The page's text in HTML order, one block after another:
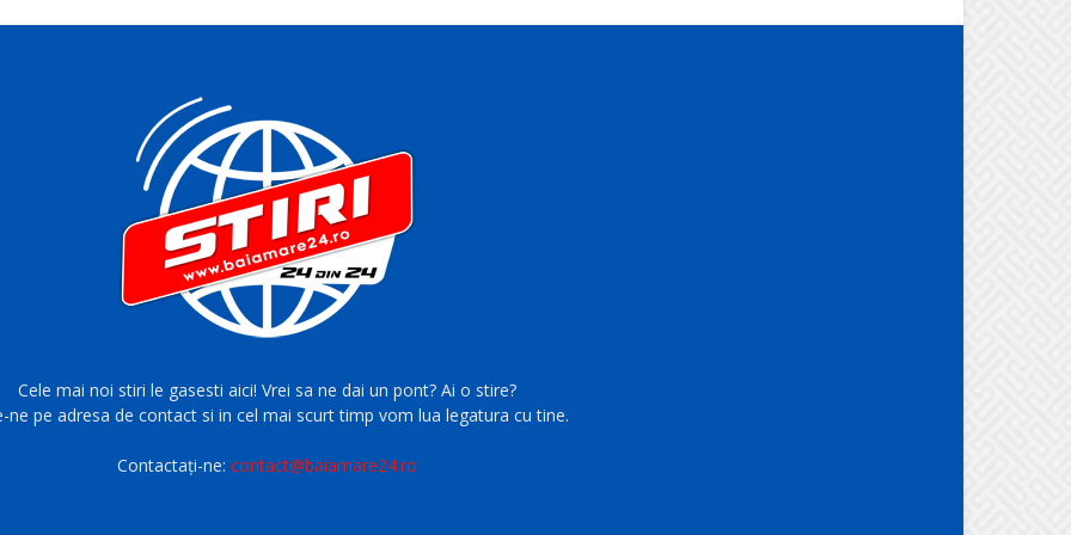
Cele mai noi stiri le gasesti aici! Vrei sa ne dai un pont? Ai o stire?
ne pe adresa de contact si in cel mai scurt timp vom lua legatura cu tine.
Contactați-ne:contact@baiamare24.ro